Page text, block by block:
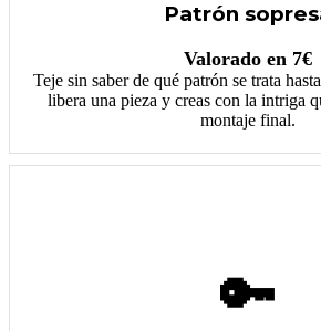
Patrón
Valorado en 7€
Teje sin saber de qué patrón se trata
libera una pieza y creas con la intriga
montaje final.
🔑